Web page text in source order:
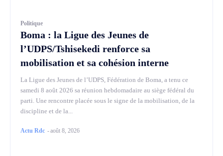
Politique
Boma : la Ligue des Jeunes de
l’UDPS/Tshisekedi renforce sa
mobilisation et sa cohésion interne
La Ligue des Jeunes de l’UDPS, Fédération de Boma, a tenu ce
samedi 8 août 2026 sa réunion hebdomadaire au siège fédéral du
parti. Une rencontre placée sous le signe de la mobilisation, de la
discipline et de la...
Actu Rdc -août 8, 2026